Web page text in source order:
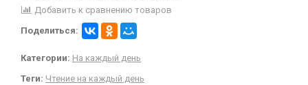
Добавить к сравнению товаров
Поделиться:
Категории: На каждый день
Теги: Чтение на каждый день